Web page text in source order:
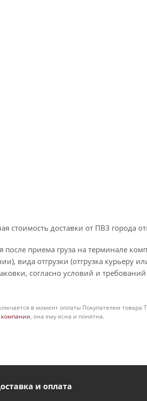
стоимость доставки от ПВЗ города
после приема груза на терминале
вида отгрузки (отгрузка курьеру
согласно условий и требований
в момент оплаты Покупателем
, она ему ясна и понятна.
и оплата